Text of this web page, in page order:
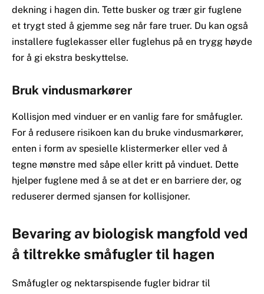
dekning i hagen din. Tette busker og trær gir fuglene
et trygt sted å gjemme seg når fare truer. Du kan også
installere fuglekasser eller fuglehus på en trygg høyde
for å gi ekstra beskyttelse.
Bruk vindusmarkører
Kollisjon med vinduer er en vanlig fare for småfugler.
For å redusere risikoen kan du bruke vindusmarkører,
enten i form av spesielle klistermerker eller ved å
tegne mønstre med såpe eller kritt på vinduet. Dette
hjelper fuglene med å se at det er en barriere der, og
reduserer dermed sjansen for kollisjoner.
Bevaring av biologisk mangfold ved
å tiltrekke småfugler til hagen
Småfugler og nektarspisende fugler bidrar til